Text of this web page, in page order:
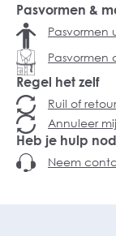
Pasvormen &
Pasvormen
Pasvormen
Regel het zelf
Ruil of
Annuleer
Heb je hulp
Neem